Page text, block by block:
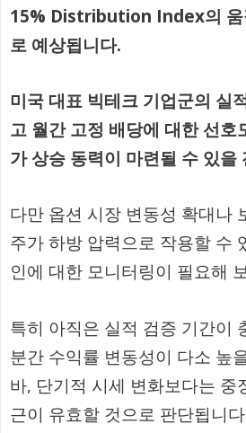
15% Distribution Index의 움
로 예상됩니다.
미국 대표 빅테크 기업군의 실
고 월간 고정 배당에 대한 선호
가 상승 동력이 마련될 수 있을
다만 옵션 시장 변동성 확대나
주가 하방 압력으로 작용할 수
인에 대한 모니터링이 필요해
특히 아직은 실적 검증 기간이
분간 수익률 변동성이 다소 높
바, 단기적 시세 변화보다는 중
근이 유효할 것으로 판단됩니